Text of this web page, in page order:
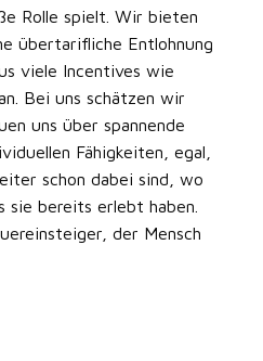
Rolle spielt. Wir bieten
übertarifliche Entlohnung
viele Incentives wie
Bei uns schätzen wir
uns über spannende
Fähigkeiten, egal,
schon dabei sind, wo
sie bereits erlebt haben.
der Mensch